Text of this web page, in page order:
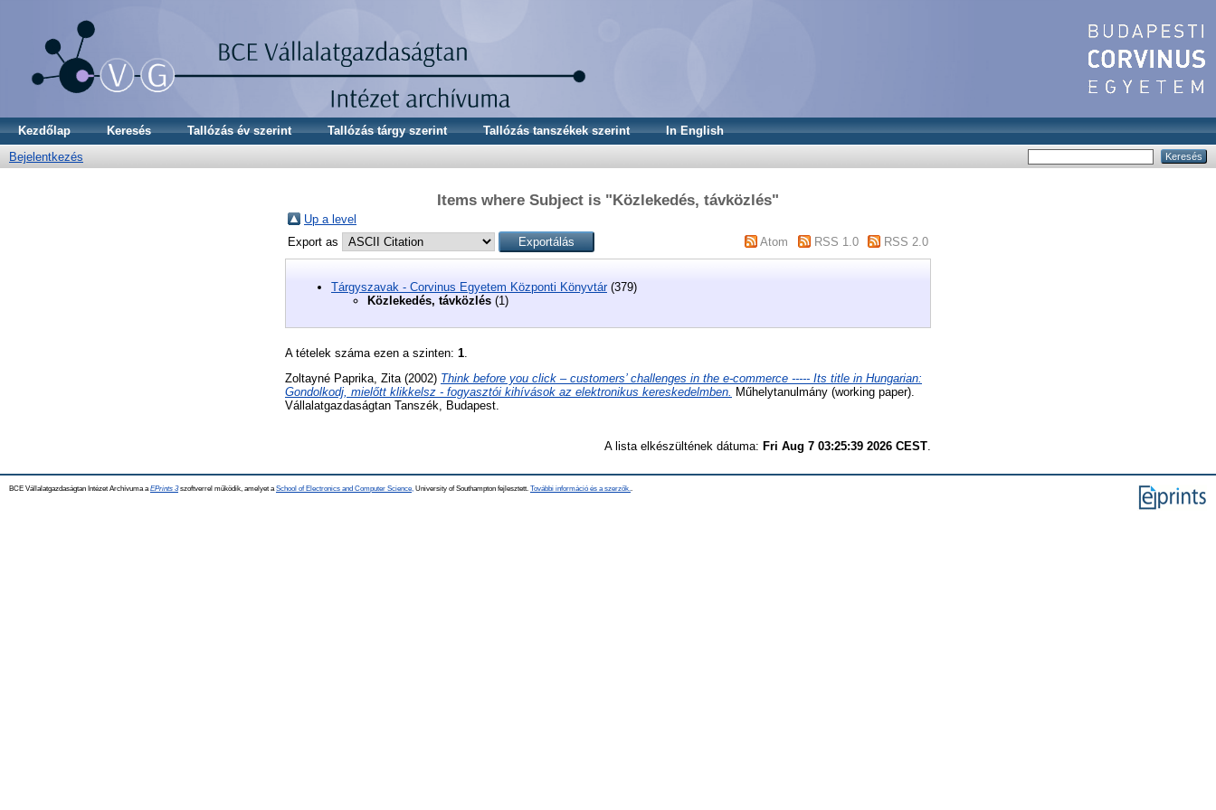
Kezdőlap Keresés Tallózás év szerint Tallózás tárgy szerint Tallózás tanszékek szerint
In English
Bejelentkezés
Items where Subject is "Közlekedés, távközlés"
Up a level
Export as
Atom RSS 1.0 RSS 2.0
Tárgyszavak - Corvinus Egyetem Központi Könyvtár(379)
Közlekedés, távközlés (1)
A tételek száma ezen a szinten: 1.
Zoltayné Paprika, Zita(2002) Think before you click – customers’ challenges in the e-commerce ----- Its title in Hungarian:
Gondolkodj, mielőtt klikkelsz - fogyasztói kihívások az elektronikus kereskedelmben. Műhelytanulmány (working paper).
Vállalatgazdaságtan Tanszék, Budapest.
A lista elkészültének dátuma: Fri Aug 7 03:25:39 2026 CEST.
BCE Vállalatgazdaságtan Intézet Archívuma a EPrints 3szoftverrel működik, amelyet a School of Electronics and Computer Science, University of Southampton fejlesztett. További információ és a szerzők.